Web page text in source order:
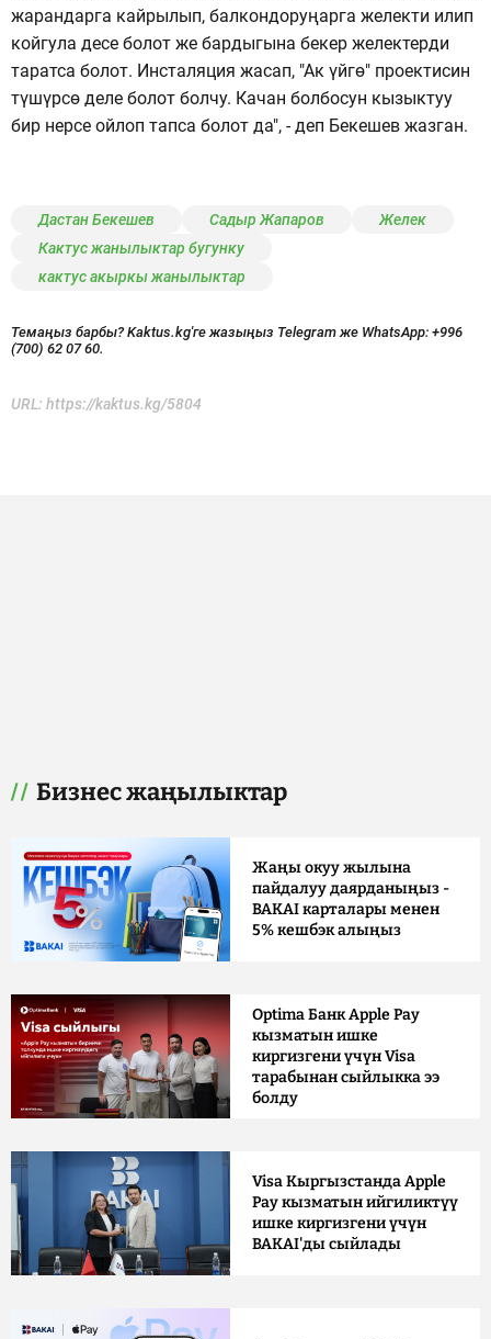
жарандарга кайрылып, балкондоруңарга желекти илип
койгула десе болот же бардыгына бекер желектерди
таратса болот. Инсталяция жасап, "Ак үйгө" проектисин
түшүрсө деле болот болчу. Качан болбосун кызыктуу
бир нерсе ойлоп тапса болот да", - деп Бекешев жазган.
Дастан Бекешев Садыр Жапаров
Желек
Кактус жанылыктар бугунку
кактус акыркы жанылыктар
Темаңыз барбы? Kaktus.kg'ге жазыңыз Telegram же WhatsApp: +996
(700) 62 07 60.
URL: https://kaktus.kg/5804
Бизнес жаңылыктар
Жаңы окуу жылына
пайдалуу даярданыңыз -
BAKAI карталары менен
5% кешбэк алыңыз
Optima Банк Apple Pay
кызматын ишке
киргизгени үчүн Visa
тарабынан сыйлыкка ээ
болду
Visa Кыргызстанда Apple
Pay кызматын ийгиликтүү
ишке киргизгени үчүн
BAKAI'ды сыйлады